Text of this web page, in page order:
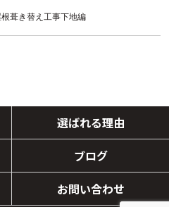
葺き替え工事下地編
選ばれる理由
ブログ
お問い合わせ